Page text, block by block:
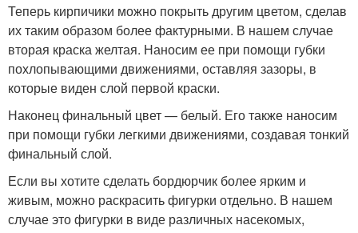
Теперь кирпичики можно покрыть другим цветом, сделав
их таким образом более фактурными. В нашем случае
вторая краска желтая. Наносим ее при помощи губки
похлопывающими движениями, оставляя зазоры, в
которые виден слой первой краски.
Наконец финальный цвет — белый. Его также наносим
при помощи губки легкими движениями, создавая тонкий
финальный слой.
Если вы хотите сделать бордюрчик более ярким и
живым, можно раскрасить фигурки отдельно. В нашем
случае это фигурки в виде различных насекомых,